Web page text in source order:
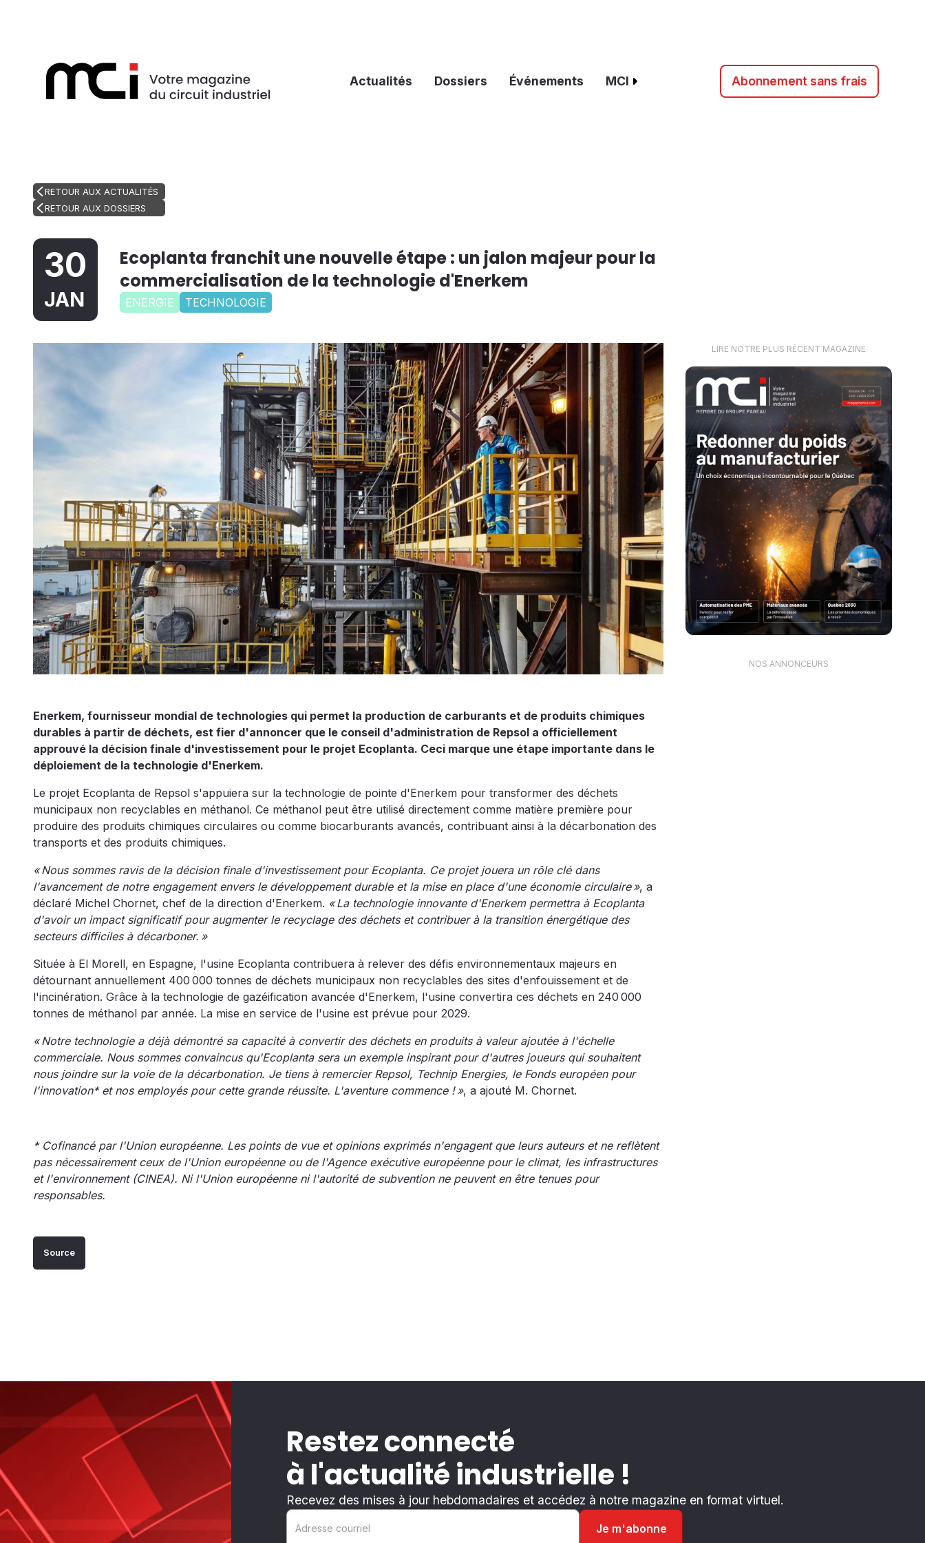
Actualités Dossiers Événements MCI Abonnement sans frais
RETOUR AUX ACTUALITÉS
RETOUR AUX DOSSIERS
30
JAN
Ecoplanta franchit une nouvelle étape : un jalon majeur pour la
commercialisation de la technologie d'Enerkem
ENERGIE TECHNOLOGIE
Enerkem, fournisseur mondial de technologies qui permet la production de carburants et de produits chimiques
durables à partir de déchets, est fier d'annoncer que le conseil d'administration de Repsol a officiellement
approuvé la décision finale d'investissement pour le projet Ecoplanta. Ceci marque une étape importante dans le
déploiement de la technologie d'Enerkem.
Le projet Ecoplanta de Repsol s'appuiera sur la technologie de pointe d'Enerkem pour transformer des déchets
municipaux non recyclables en méthanol. Ce méthanol peut être utilisé directement comme matière première pour
produire des produits chimiques circulaires ou comme biocarburants avancés, contribuant ainsi à la décarbonation des
transports et des produits chimiques.
« Nous sommes ravis de la décision finale d'investissement pour Ecoplanta. Ce projet jouera un rôle clé dans
l'avancement de notre engagement envers le développement durable et la mise en place d'une économie circulaire », a
déclaré Michel Chornet, chef de la direction d'Enerkem. « La technologie innovante d'Enerkem permettra à Ecoplanta
d'avoir un impact significatif pour augmenter le recyclage des déchets et contribuer à la transition énergétique des
secteurs difficiles à décarboner. »
Située à El Morell, en Espagne, l'usine Ecoplanta contribuera à relever des défis environnementaux majeurs en
détournant annuellement 400 000 tonnes de déchets municipaux non recyclables des sites d'enfouissement et de
l'incinération. Grâce à la technologie de gazéification avancée d'Enerkem, l'usine convertira ces déchets en 240 000
tonnes de méthanol par année. La mise en service de l'usine est prévue pour 2029.
« Notre technologie a déjà démontré sa capacité à convertir des déchets en produits à valeur ajoutée à l'échelle
commerciale. Nous sommes convaincus qu'Ecoplanta sera un exemple inspirant pour d'autres joueurs qui souhaitent
nous joindre sur la voie de la décarbonation. Je tiens à remercier Repsol, Technip Energies, le Fonds européen pour
l'innovation* et nos employés pour cette grande réussite. L'aventure commence ! », a ajouté M. Chornet.
* Cofinancé par l'Union européenne. Les points de vue et opinions exprimés n'engagent que leurs auteurs et ne reflètent
pas nécessairement ceux de l'Union européenne ou de l'Agence exécutive européenne pour le climat, les infrastructures
et l'environnement (CINEA). Ni l'Union européenne ni l'autorité de subvention ne peuvent en être tenues pour
responsables.
Source
LIRE NOTRE PLUS RÉCENT MAGAZINE
NOS ANNONCEURS
Restez connecté
à l'actualité industrielle !
Recevez des mises à jour hebdomadaires et accédez à notre magazine en format virtuel.